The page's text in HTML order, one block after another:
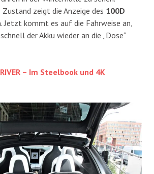
zeigt die Anzeige des 100D
Jetzt kommt es auf die Fahrweise an,
der Akku wieder an die „Dose“
– Im Steelbook und 4K